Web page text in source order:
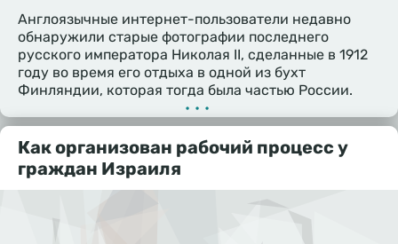
Англоязычные интернет-пользователи недавно
обнаружили старые фотографии последнего
русского императора Николая II, сделанные в 1912
году во время его отдыха в одной из бухт
Финляндии, которая тогда была частью России.
•••
Как организован рабочий процесс у
граждан Израиля